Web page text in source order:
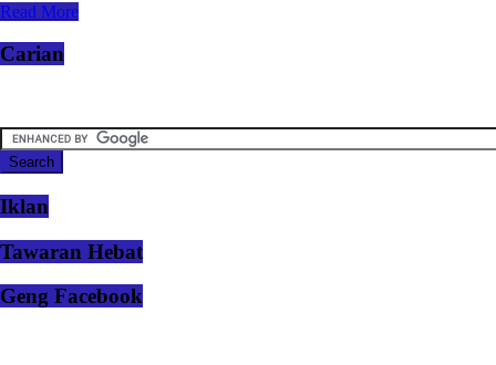
Read More
Carian
Iklan
Tawaran Hebat
Geng Facebook